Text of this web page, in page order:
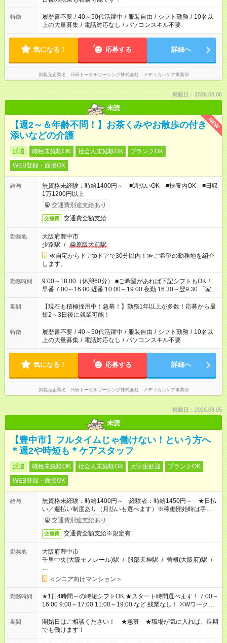
の勤務時間。 合計で週40時間を超える場合は応募できません。
特徴 履歴書不要 / 40～50代活躍中 / 服装自由 / シフト勤務 / 10名以
上の大量募集 / 電話対応なし / パソコンスキル不要
気になる！ 応募する 詳細へ
掲載元企業名 日研トータルソーシング株式会社 メディカルケア事業部
掲載日：2026.08.06
未読
NEW
【週2～＆年齢不問！】お茶くみやお散歩の付き
添いなどの介護
派遣 職種未経験OK 社会人未経験OK
ブランクOK
WEB登録・面接OK
給与
無資格未経験：時給1400円～ ■週払いOK ■扶養内OK ■日収
1万1200円以上
交通費別途支給あり
交通費 交通費全額支給
勤務地
大阪府豊中市
少路駅 / 柴原阪大前駅
≪自宅からドアtoドアで30分以内！≫ご希望の勤務地を紹介
します。
勤務時間
9:00～18:00（休憩60分） ■ご希望があれば下記シフトもOK！
早番 7:00～16:00 遅番 10:00～19:00 夜勤 16:30～翌9:30 「家族
と休みを合わせたい」 「余裕を持って夕飯の準備がしたい」
「できれば残業はしたくない」 など、ご希望を教えてください
ね。 ※Wワーク希望の方へ 今ご覧のお仕事で希望する勤務時間
と、もう1つのお仕事の勤務時間。 合計で週40時間を超える場
合は応募できません。
期間
【現在も積極採用中！急募！】勤務1年以上が多数！応募から最
短2～3日後に就業可能！
特徴 履歴書不要 / 40～50代活躍中 / 服装自由 / シフト勤務 / 10名以
上の大量募集 / 電話対応なし / パソコンスキル不要
気になる！ 応募する 詳細へ
掲載元企業名 日研トータルソーシング株式会社 メディカルケア事業部
掲載日：2026.08.05
未読
【豊中市】フルタイムじゃ働けない！という方へ
＊週2や時短も＊ケアスタッフ
派遣 職種未経験OK 社会人未経験OK 大学生歓迎
ブランクOK
WEB登録・面接OK
給与
無資格未経験：時給1400円～ 経験者：時給1450円～ ★日払
い／週払い制度あり（月払いも選べます）※稼働開始時は手続き
完了次第のお支払いとなります。
交通費別途支給あり
交通費 交通費全額支給※規定有
勤務地
大阪府豊中市
千里中央(大阪モノレール)駅 / 服部天神駅 / 曽根(大阪府)駅 /
…
＜シニア向けマンション＞
勤務時間
★1日4時間～の時短シフトOK ★スタート時間選べます！ 7:00～
16:00 9:00～17:00 11:00～19:00 など 残業なし！ ※Wワークの
場合、他のお仕事と合わせ週40時間超の就業はご案内できませ
ん ※法令に基づき、週20時間以上勤務は社会保険への加入対象
となります ※労働者派遣法（日雇い派遣の原則禁止）により、
短時間・短期間の就業はご案内が難しい場合があります
期間
開始日はご相談ください！ ★急募 ★職場が気に入れば、長期
でも働けます！